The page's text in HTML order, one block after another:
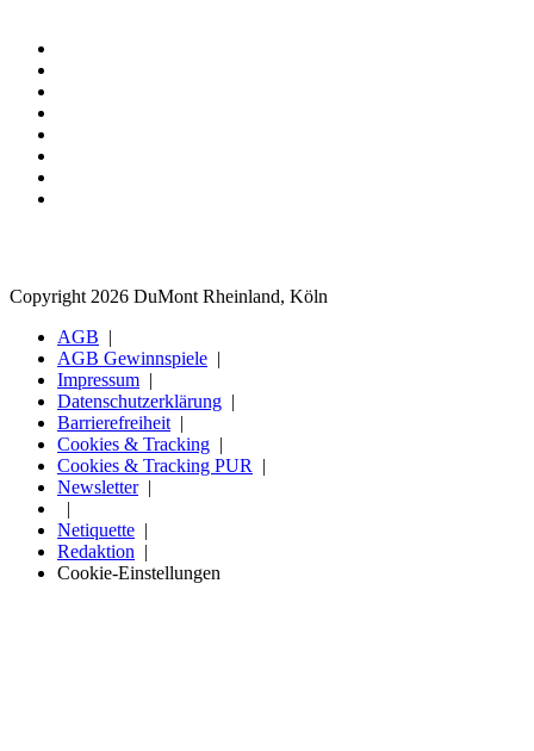
Copyright 2026 DuMont Rheinland, Köln
AGB
AGB Gewinnspiele
Impressum
Datenschutzerklärung
Barrierefreiheit
Cookies & Tracking
Cookies & Tracking PUR
Newsletter
Netiquette
Redaktion
Cookie-Einstellungen